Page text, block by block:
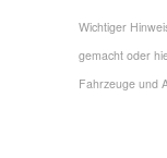
Wichtiger
gemacht oder
Fahrzeuge und